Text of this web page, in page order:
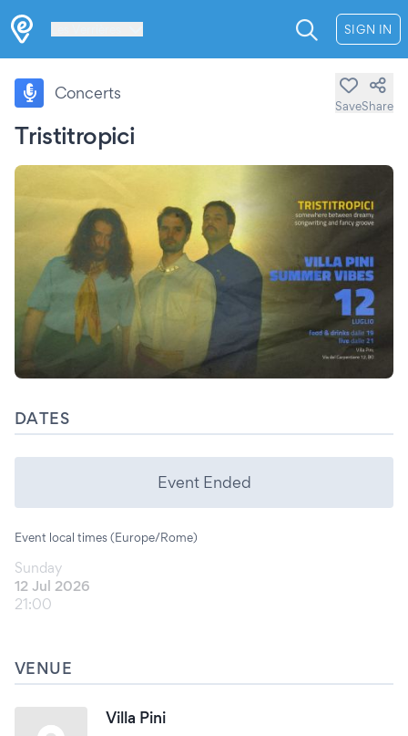
SIGN IN
Tristitropici
Concerts
SaveShare
DATES
Event Ended
Event local times (Europe/Rome)
Sunday
12 Jul 2026
21:00
VENUE
Villa Pini